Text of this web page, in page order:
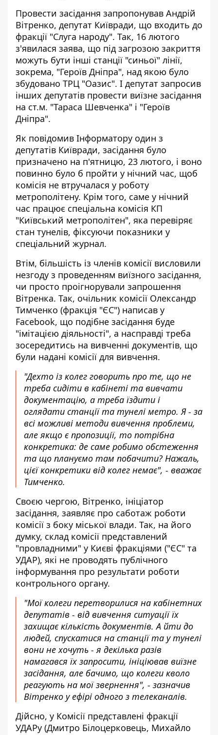
Провести засідання запропонував Андрій
Вітренко, депутат Київради, що входить до
фракції "Слуга народу". Так, 16 лютого
з'явилася заява, що під загрозою закриття
можуть бути інші станції "синьої" лінії,
зокрема, "Героїв Дніпра", над якою було
збудовано ТРЦ "Оазис". І депутат запросив
інших депутатів провести виїзне засідання
на ст.м. "Тараса Шевченка" і "Героїв
Дніпра".
Як повідомив Інформатору один з
депутатів Київради, засідання було
призначено на п'ятницю, 23 лютого, і воно
повинно було б пройти у нічний час, щоб
комісія не втручалася у роботу
метрополітену. Крім того, саме у нічний
час працює спеціальна комісія КП
"Київський метрополітен", яка перевіряє
стан тунелів, фіксуючи показники у
спеціальний журнал.
Втім, більшість із членів комісії висловили
незгоду з проведенням виїзного засідання,
чи просто проігнорували запрошення
Вітренка. Так, очільник комісії Олександр
Тимченко (фракція "ЄС") написав у
Facebook, що подібне засідання буде
"імітацією діяльності", а насправді треба
зосередитись на вивченні документів, що
були надані комісії для вивчення.
"Дехто із колег говорить про те, що не
треба сидіти в кабінеті та вивчати
документацію, а треба їздити і
оглядати станції та тунелі метро. Я - за
всі можливі методи вивчення проблеми,
але якщо є пропозиції, то потрібна
конкретика: де саме робимо обстеження
та що плануємо там побачити? Нажаль,
цієї конкретики від колег немає", - вважає
Тимченко.
Своєю чергою, Вітренко, ініціатор
засідання, заявляє про саботаж роботи
комісії з боку міської влади. Так, на його
думку, склад комісії представлений
"провладними" у Києві фракціями ("ЄС" та
УДАР), які не проводять публічного
інформування про результати роботи
контрольного органу.
"Мої колеги перетворилися на кабінетних
депутатів - від вивчення ситуації їх
захищає кількість документів. А йти до
людей, спускатися на станції та у тунелі
вони не хочуть - я декілька разів
намагався їх запросити, ініціював виїзне
засідання, але бачимо, що колеги кволо
реагують на мої звернення", - зазначив
Вітренко у ефірі одного з телеканалів.
Дійсно, у Комісії представлені фракції
УДАРу (Дмитро Білоцерковець, Михайло